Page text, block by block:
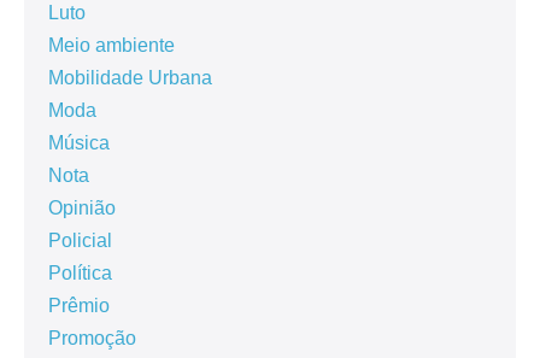
Luto
Meio ambiente
Mobilidade Urbana
Moda
Música
Nota
Opinião
Policial
Política
Prêmio
Promoção